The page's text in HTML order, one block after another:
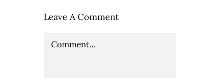
Leave A Comment
Comment